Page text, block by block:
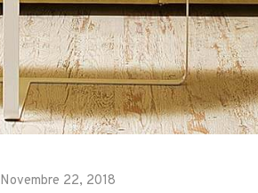
Novembre 22, 2018